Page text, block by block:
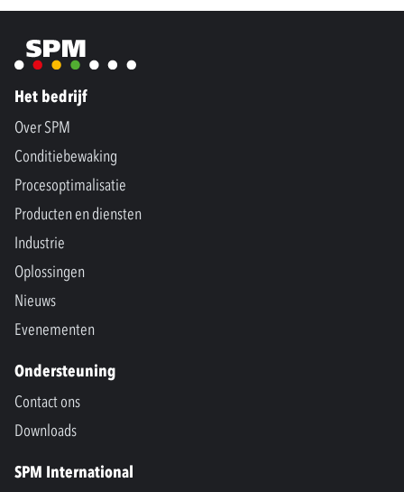
Het bedrijf
Over SPM
Conditiebewaking
Procesoptimalisatie
Producten en diensten
Industrie
Oplossingen
Nieuws
Evenementen
Ondersteuning
Contact ons
Downloads
SPM International